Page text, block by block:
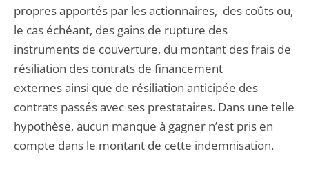
propres apportés par les actionnaires, des coûts ou,
le cas échéant, des gains de rupture des
instruments de couverture, du montant des frais de
résiliation des contrats de financement
externes ainsi que de résiliation anticipée des
contrats passés avec ses prestataires. Dans une telle
hypothèse, aucun manque à gagner n’est pris en
compte dans le montant de cette indemnisation.